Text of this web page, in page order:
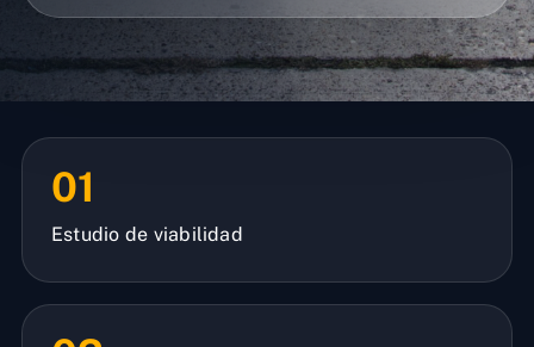
01
Estudio de viabilidad